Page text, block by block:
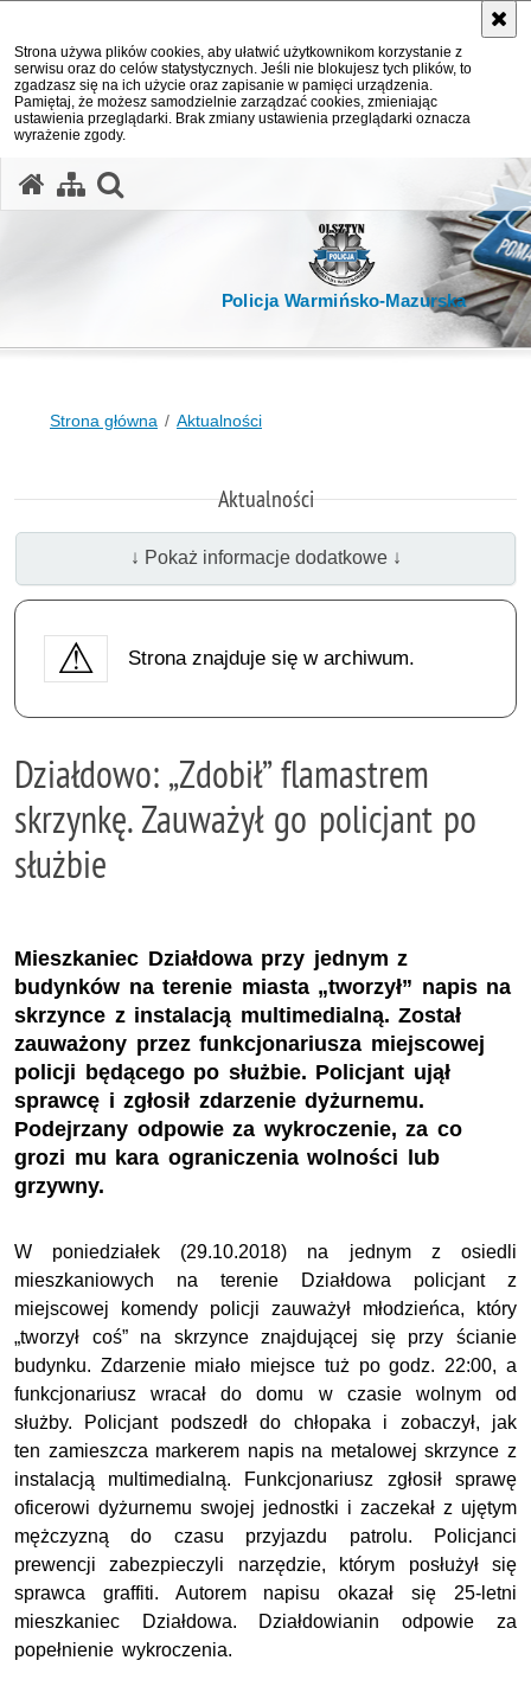
Strona używa plików cookies, aby ułatwić użytkownikom korzystanie z
serwisu oraz do celów statystycznych. Jeśli nie blokujesz tych plików, to
zgadzasz się na ich użycie oraz zapisanie w pamięci urządzenia.
Pamiętaj, że możesz samodzielnie zarządzać cookies, zmieniając
ustawienia przeglądarki. Brak zmiany ustawienia przeglądarki oznacza
wyrażenie zgody.
Policja Warmińsko-Mazurska
Strona główna Aktualności
Aktualności
↓ Pokaż informacje dodatkowe ↓
Strona znajduje się w archiwum.
Działdowo: „Zdobił” flamastrem
skrzynkę. Zauważył go policjant po
służbie
Mieszkaniec Działdowa przy jednym z
budynków na terenie miasta „tworzył” napis na
skrzynce z instalacją multimedialną. Został
zauważony przez funkcjonariusza miejscowej
policji będącego po służbie. Policjant ujął
sprawcę i zgłosił zdarzenie dyżurnemu.
Podejrzany odpowie za wykroczenie, za co
grozi mu kara ograniczenia wolności lub
grzywny.
W poniedziałek (29.10.2018) na jednym z osiedli
mieszkaniowych na terenie Działdowa policjant z
miejscowej komendy policji zauważył młodzieńca, który
„tworzył coś” na skrzynce znajdującej się przy ścianie
budynku. Zdarzenie miało miejsce tuż po godz. 22:00, a
funkcjonariusz wracał do domu w czasie wolnym od
służby. Policjant podszedł do chłopaka i zobaczył, jak
ten zamieszcza markerem napis na metalowej skrzynce z
instalacją multimedialną. Funkcjonariusz zgłosił sprawę
oficerowi dyżurnemu swojej jednostki i zaczekał z ujętym
mężczyzną do czasu przyjazdu patrolu. Policjanci
prewencji zabezpieczyli narzędzie, którym posłużył się
sprawca graffiti. Autorem napisu okazał się 25-letni
mieszkaniec Działdowa. Działdowianin odpowie za
popełnienie wykroczenia.